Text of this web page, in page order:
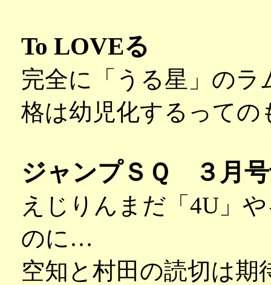
To LOVEる
完全に「うる星」の
格は幼児化するっての
ジャンプＳＱ ３月
えじりんまだ「4U」
のに…
空知と村田の読切は期